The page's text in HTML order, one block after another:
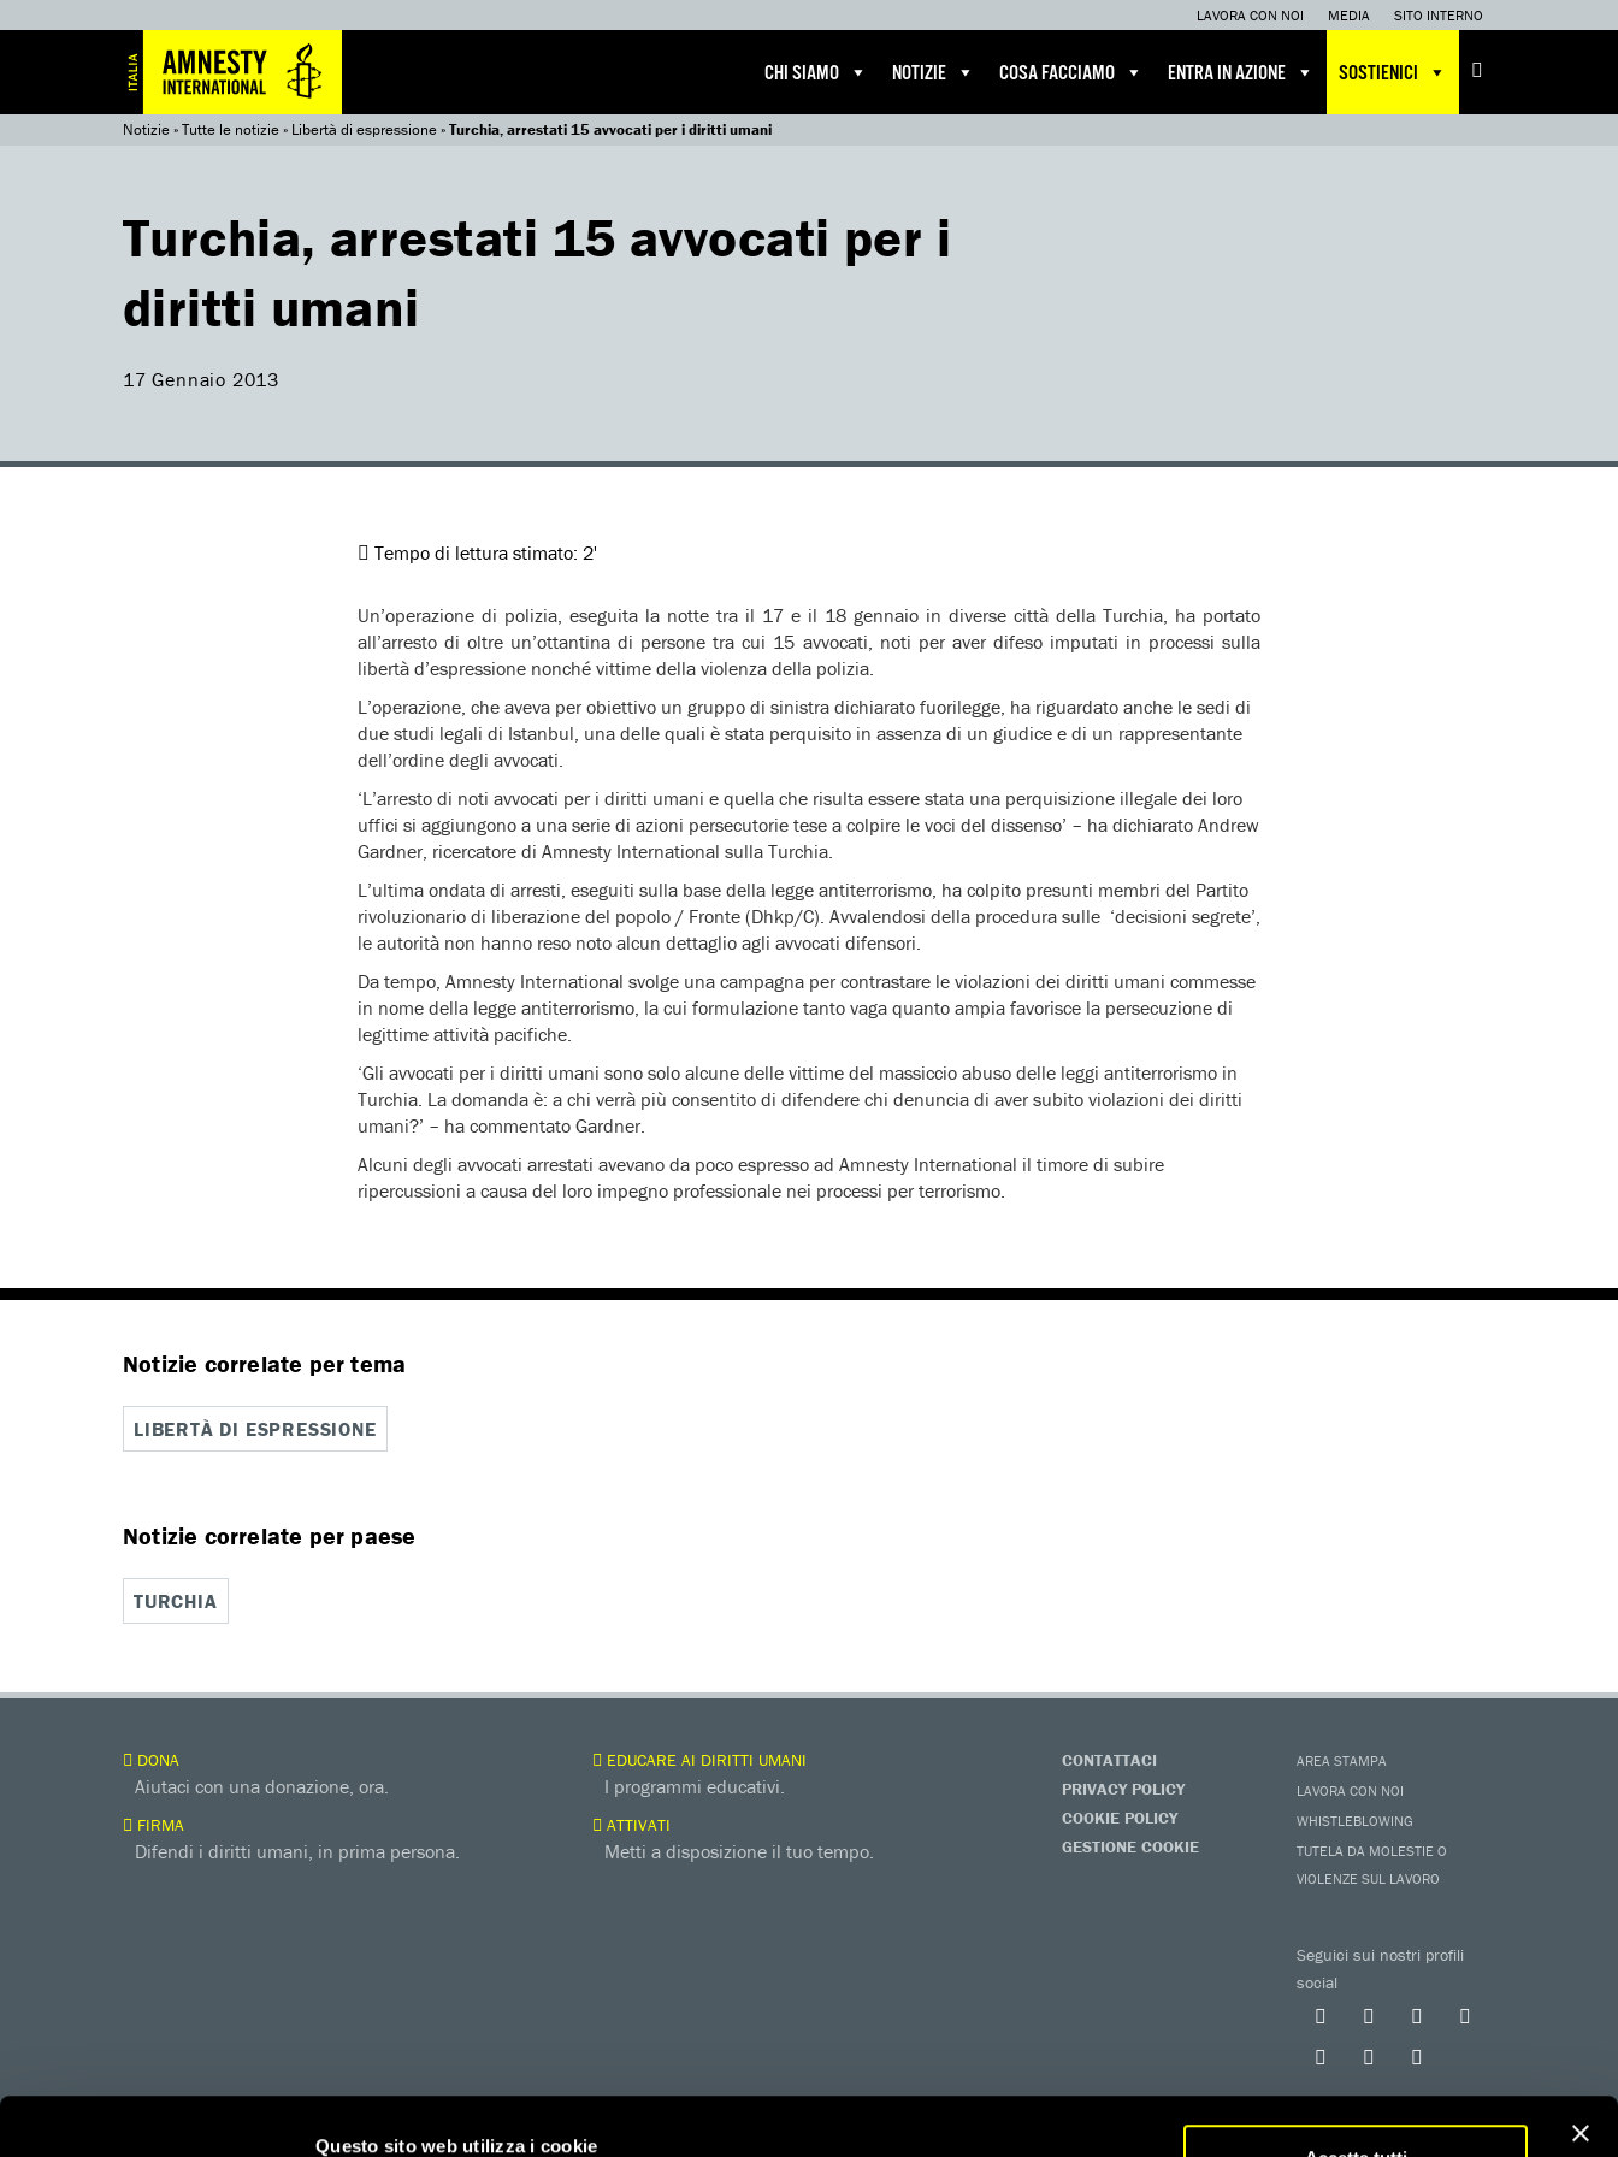
Questo sito web utilizza i cookie
LAVORA CON NOI MEDIA SITO INTERNO
CHI SIAMO NOTIZIE COSA FACCIAMO ENTRA IN AZIONE SOSTIENICI
Notizie»Tutte le notizie» Libertà di espressione»Turchia, arrestati 15 avvocati per i diritti umani
Turchia, arrestati 15 avvocati per i
diritti umani
17 Gennaio 2013
Tempo di lettura stimato: 2'
Un’operazione di polizia, eseguita la notte tra il 17 e il 18 gennaio in diverse città della Turchia, ha portato
all’arresto di oltre un’ottantina di persone tra cui 15 avvocati, noti per aver difeso imputati in processi sulla
libertà d’espressione nonché vittime della violenza della polizia.
L’operazione, che aveva per obiettivo un gruppo di sinistra dichiarato fuorilegge, ha riguardato anche le sedi di
due studi legali di Istanbul, una delle quali è stata perquisito in assenza di un giudice e di un rappresentante
dell’ordine degli avvocati.
‘L’arresto di noti avvocati per i diritti umani e quella che risulta essere stata una perquisizione illegale dei loro
uffici si aggiungono a una serie di azioni persecutorie tese a colpire le voci del dissenso’ – ha dichiarato Andrew
Gardner, ricercatore di Amnesty International sulla Turchia.
L’ultima ondata di arresti, eseguiti sulla base della legge antiterrorismo, ha colpito presunti membri del Partito
rivoluzionario di liberazione del popolo / Fronte (Dhkp/C). Avvalendosi della procedura sulle ‘decisioni segrete’,
le autorità non hanno reso noto alcun dettaglio agli avvocati difensori.
Da tempo, Amnesty International svolge una campagna per contrastare le violazioni dei diritti umani commesse
in nome della legge antiterrorismo, la cui formulazione tanto vaga quanto ampia favorisce la persecuzione di
legittime attività pacifiche.
‘Gli avvocati per i diritti umani sono solo alcune delle vittime del massiccio abuso delle leggi antiterrorismo in
Turchia. La domanda è: a chi verrà più consentito di difendere chi denuncia di aver subito violazioni dei diritti
umani?’ – ha commentato Gardner.
Alcuni degli avvocati arrestati avevano da poco espresso ad Amnesty International il timore di subire
ripercussioni a causa del loro impegno professionale nei processi per terrorismo.
Notizie correlate per tema
LIBERTÀ DI ESPRESSIONE
Notizie correlate per paese
TURCHIA
DONA
Aiutaci con una donazione, ora.
FIRMA
Difendi i diritti umani, in prima persona.
EDUCARE AI DIRITTI UMANI
I programmi educativi.
ATTIVATI
Metti a disposizione il tuo tempo.
CONTATTACI
PRIVACY POLICY
COOKIE POLICY
GESTIONE COOKIE
AREA STAMPA
LAVORA CON NOI
WHISTLEBLOWING
TUTELA DA MOLESTIE O
VIOLENZE SUL LAVORO
Seguici sui nostri profili
social
amnesty.org